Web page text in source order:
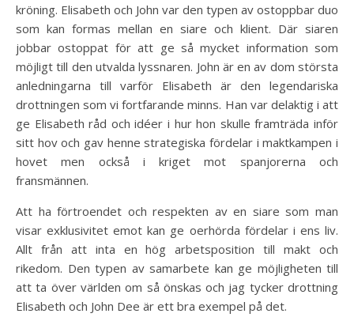
kröning. Elisabeth och John var den typen av ostoppbar duo
som kan formas mellan en siare och klient. Där siaren
jobbar ostoppat för att ge så mycket information som
möjligt till den utvalda lyssnaren. John är en av dom största
anledningarna till varför Elisabeth är den legendariska
drottningen som vi fortfarande minns. Han var delaktig i att
ge Elisabeth råd och idéer i hur hon skulle framträda inför
sitt hov och gav henne strategiska fördelar i maktkampen i
hovet men också i kriget mot spanjorerna och
fransmännen.
Att ha förtroendet och respekten av en siare som man
visar exklusivitet emot kan ge oerhörda fördelar i ens liv.
Allt från att inta en hög arbetsposition till makt och
rikedom. Den typen av samarbete kan ge möjligheten till
att ta över världen om så önskas och jag tycker drottning
Elisabeth och John Dee är ett bra exempel på det.